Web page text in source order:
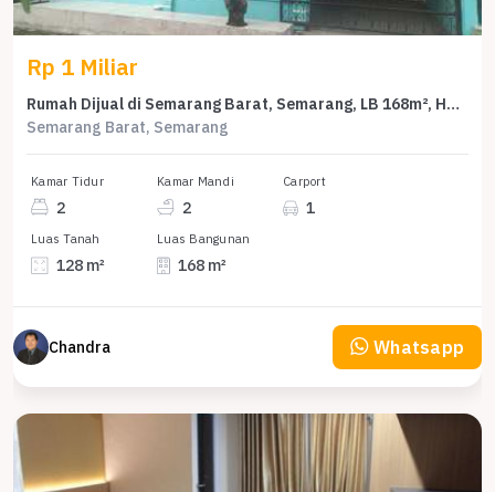
Rp 1 Miliar
Rumah Dijual di Semarang Barat, Semarang, LB 168m², Harga Kompetitif!
Semarang Barat, Semarang
Kamar Tidur
2
Kamar Mandi
2
Carport
1
Luas Tanah
128 m²
Luas Bangunan
168 m²
Chandra Whatsapp